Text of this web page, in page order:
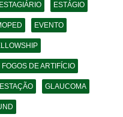
ESTAGIÁRIO ESTÁGIO
EVENTO
FOGOS DE ARTIFÍCIO
GLAUCOMA